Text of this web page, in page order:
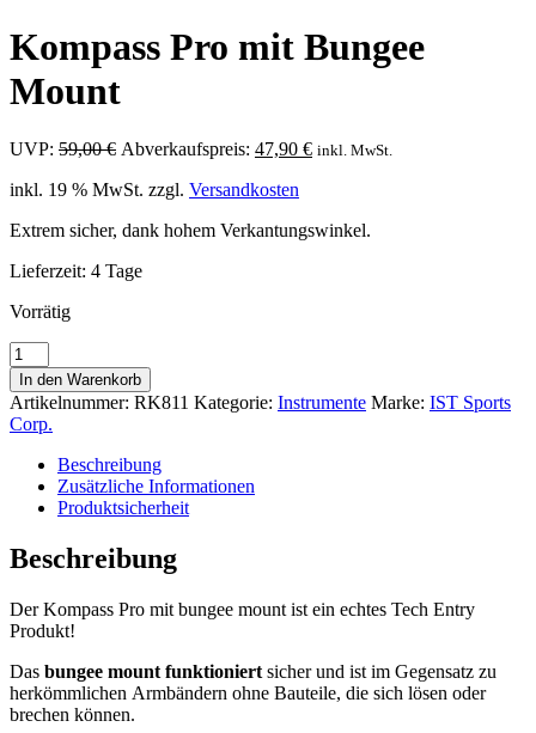
Kompass Pro mit Bungee
Mount
UVP: 59,00€ Ursprünglicher
war:
Abverkaufspreis: 47,90 €Aktueller
inkl. MwSt.
inkl. 19 % MwSt. zzgl. Versandkosten
Extrem sicher, dank hohem Verkantungswinkel.
Lieferzeit: 4 Tage
Vorrätig
Kompass
Pro
mit
Bungee
Mount
Menge
In den Warenkorb
Artikelnummer: RK811 Kategorie: Instrumente Marke: IST Sports
Corp.
Beschreibung
Zusätzliche Informationen
Produktsicherheit
Beschreibung
Der Kompass Pro mit bungee mount ist ein echtes Tech Entry
Produkt!
Das bungee mount funktioniert sicher und ist im Gegensatz zu
herkömmlichen Armbändern ohne Bauteile, die sich lösen oder
brechen können.